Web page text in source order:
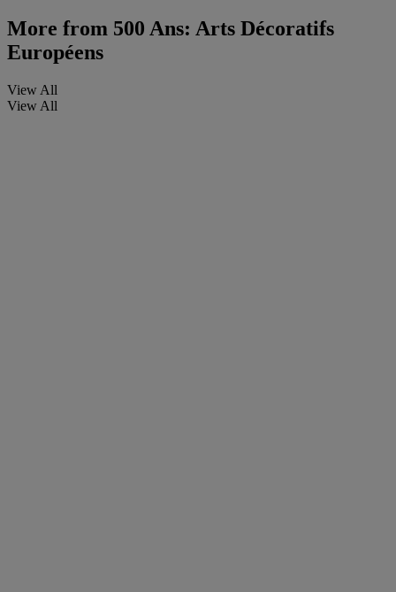
More from 500 Ans: Arts Décoratifs
Européens
View All
View All